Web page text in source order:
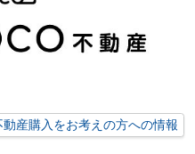
動産購入をお考えの方への情報